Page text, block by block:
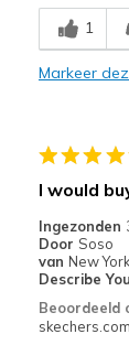
Breathe
Comfortable
Stylish
Need Break In
Casual Wear
1
Markeer
I would
Ingezonden
Door Soso
van New York
Describe
Beoordeeld
skechers.com